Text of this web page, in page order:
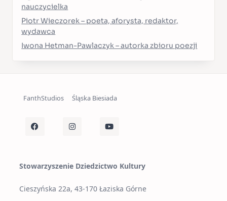
nauczycielka
Piotr Wieczorek – poeta, aforysta, redaktor,
wydawca
Iwona Hetman-Pawlaczyk – autorka zbioru poezji
FanthStudios Śląska Biesiada
Stowarzyszenie Dziedzictwo Kultury
Cieszyńska 22a, 43-170 Łaziska Górne